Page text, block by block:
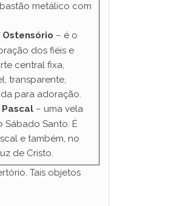
metálico com
Ostensório – é o
dos fiéis e
central fixa,
transparente,
para adoração.
Pascal– uma vela
Sábado Santo. É
e também, no
de Cristo.
Tais objetos